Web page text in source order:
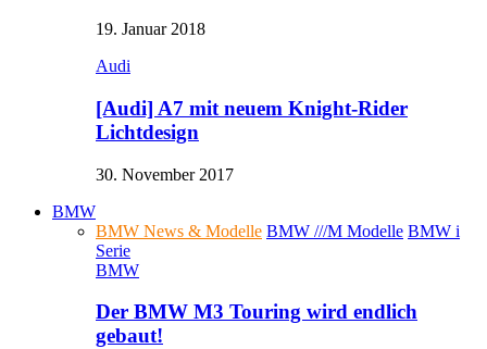
19. Januar 2018
Audi
[Audi] A7 mit neuem Knight-Rider
Lichtdesign
30. November 2017
BMW
BMW News & Modelle BMW ///M Modelle BMW i
Serie
BMW
Der BMW M3 Touring wird endlich
gebaut!